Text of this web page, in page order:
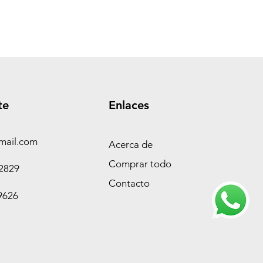
Enlaces
Acerca de
Comprar todo
Contacto